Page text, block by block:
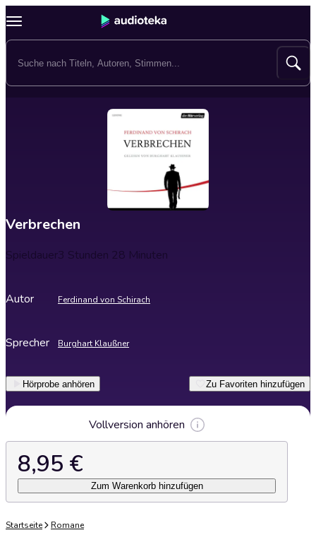
Verbrechen
Spieldauer3 Stunden 28 Minuten
Autor Ferdinand von Schirach
Sprecher Burghart Klaußner
Hörprobe anhören Zu Favoriten hinzufügen
Vollversion anhören
8,95 €
Zum Warenkorb hinzufügen
Startseite Romane